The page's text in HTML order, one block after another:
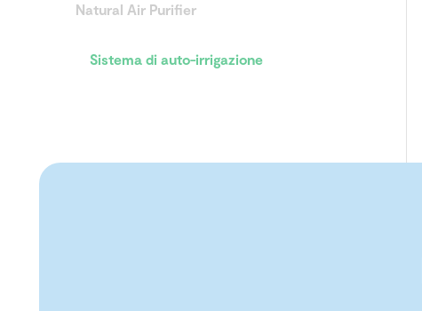
Natural Air Purifier
Sistema di auto-irrigazione